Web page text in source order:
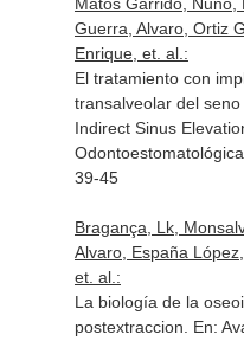
Guerra, Alvaro, Ortiz
Enrique, et. al.:
El tratamiento con
transalveolar del
Indirect Sinus
39-45
Bragança, Lk,
Alvaro, España
et. al.:
La biología de la
postextraccion. En: